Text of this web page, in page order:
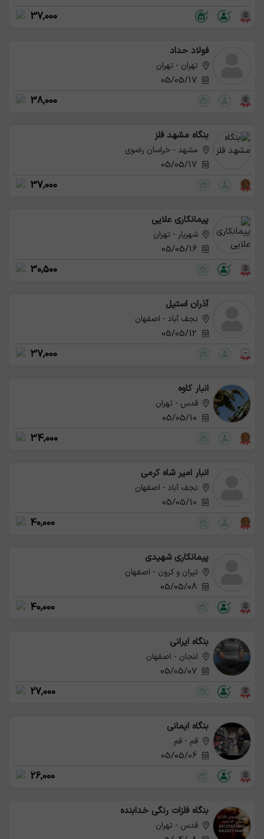
37,000
فولاد حداد
تهران - تهران
05/05/17
38,000
بنگاه مشهد فلز
مشهد - خراسان رضوی
05/05/17
37,000
پیمانکاری علایی
شهریار - تهران
05/05/16
30,500
آذران استیل
نجف آباد - اصفهان
37,000
انبار کاوه
قدس - تهران
34,000
انبار امیر شاه کرمی
نجف آباد - اصفهان
40,000
پیمانکاری شهیدی
تیران و کرون - اصفهان
05/05/08
40,000
بنگاه ایرانی
لنجان - اصفهان
05/05/07
27,000
بنگاه ایمانی
قم - قم
05/05/06
26,000
بنگاه فلزات رنگی خدابنده
قدس - تهران